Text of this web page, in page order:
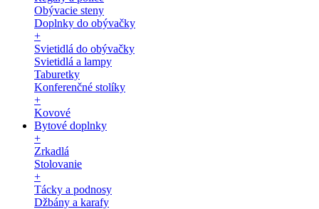
Obývacie steny
Doplnky do obývačky
+
Svietidlá do obývačky
Svietidlá a lampy
Taburetky
Konferenčné stolíky
+
Kovové
Bytové doplnky
+
Zrkadlá
Stolovanie
+
Tácky a podnosy
Džbány a karafy